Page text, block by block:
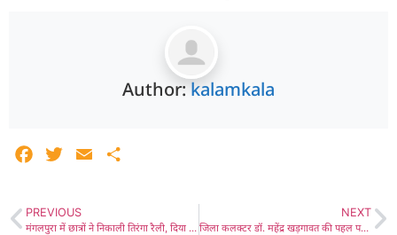
Author:kalamkala
FacebookTwitterEmail
PREVIOUS
मंगलपुरा में छात्रों ने निकाली तिरंगा रैली, दिया देशभक्ति का संदेश
NEXT
जिला कलक्टर डॉ. महेंद्र खड़गावत की पहल पर ‘प्लास्टिक मुक्त हो सम्पूर्ण जिला’ का आगाज 14 अगस्त को होगा लाडनूं में, लाडनूं के जैन विश्व भारती में किया जाएगा अभियान का शुभारंभ, राज्य मंत्री विजय सिंह चौधरी करेंगे प्लास्टिक मुक्त अभियान का शुभारंभ